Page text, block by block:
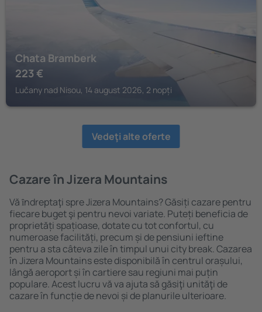
Chata Bramberk
223 €
Lučany nad Nisou, 14 august 2026, 2 nopți
Vedeţi alte oferte
Cazare în Jizera Mountains
Vă ȋndreptaţi spre Jizera Mountains? Găsiți cazare pentru
fiecare buget şi pentru nevoi variate. Puteți beneficia de
proprietăți spațioase, dotate cu tot confortul, cu
numeroase facilități, precum și de pensiuni ieftine
pentru a sta câteva zile în timpul unui city break. Cazarea
în Jizera Mountains este disponibilă în centrul orașului,
lângă aeroport și în cartiere sau regiuni mai puțin
populare. Acest lucru vă va ajuta să găsiţi unităţi de
cazare în funcție de nevoi și de planurile ulterioare.